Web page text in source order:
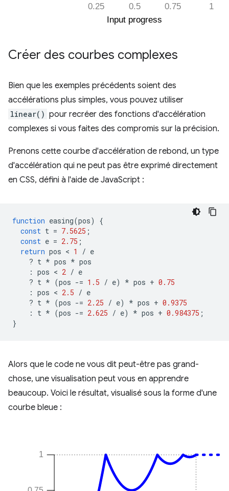
Créer des courbes complexes
Bien que les exemples précédents soient des
accélérations plus simples, vous pouvez utiliser
linear() pour recréer des fonctions d'accélération
complexes si vous faites des compromis sur la précision.
Prenons cette courbe d'accélération de rebond, un type
d'accélération qui ne peut pas être exprimé directement
en CSS, défini à l'aide de JavaScript :
function easing(pos)
{
const t = 7.5625 ;
const e = 2.75 ;
return pos < 1 / e
? t * pos * pos
: pos < 2 / e
? t * (pos -= 1.5 / e) * pos + 0.75
: pos < 2.5 / e
? t * (pos -= 2.25 / e) * pos + 0.9375
:
t * (pos -= 2.625 / e) * pos + 0.984375 ;
}
Alors que le code ne vous dit peut-être pas grand-
chose, une visualisation peut vous en apprendre
beaucoup. Voici le résultat, visualisé sous la forme d'une
courbe bleue :